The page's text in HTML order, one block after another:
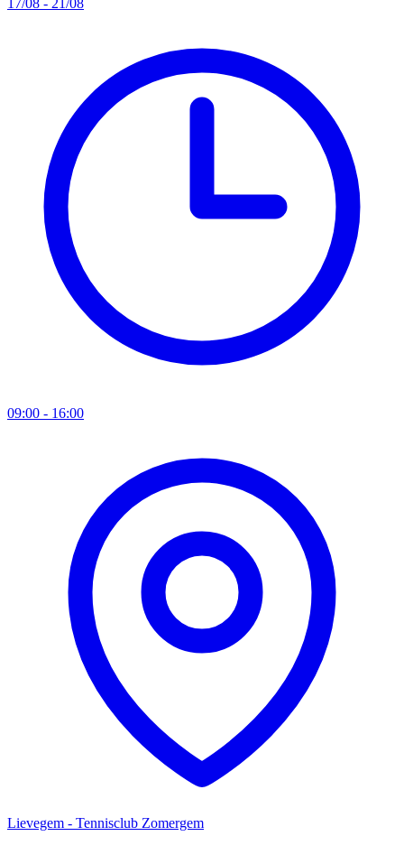
17/08 - 21/08
09:00 - 16:00
Lievegem - Tennisclub Zomergem